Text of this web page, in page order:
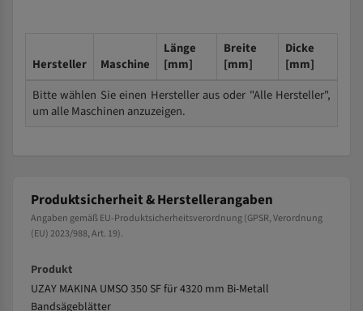
Hersteller Maschine
Länge
[mm]
Breite
[mm]
Dicke
[mm]
Bitte wählen Sie einen Hersteller aus oder "Alle Hersteller",
um alle Maschinen anzuzeigen.
Produktsicherheit & Herstellerangaben
Angaben gemäß EU-Produktsicherheitsverordnung (GPSR, Verordnung
(EU) 2023/988, Art. 19).
Produkt
UZAY MAKINA UMSO 350 SF für 4320 mm Bi-Metall
Bandsägeblätter